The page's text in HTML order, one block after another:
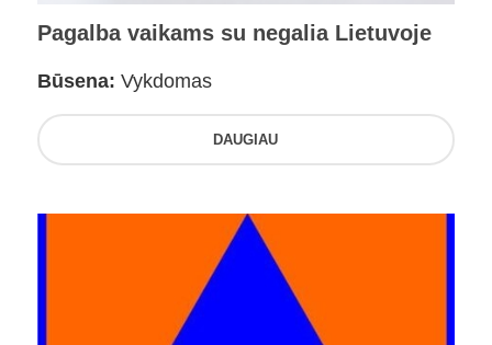
Pagalba vaikams su negalia Lietuvoje
Būsena: Vykdomas
DAUGIAU